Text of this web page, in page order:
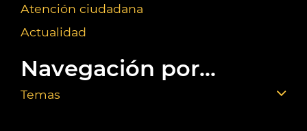
Atención ciudadana
Actualidad
Navegación por...
Temas